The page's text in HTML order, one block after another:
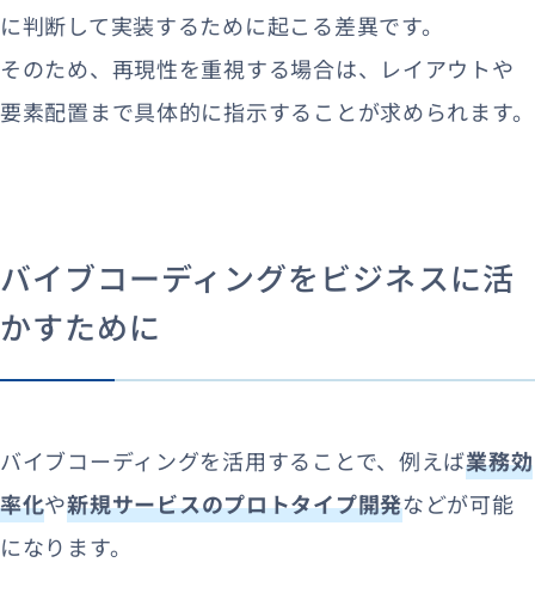
に判断して実装するために起こる差異です。
そのため、再現性を重視する場合は、レイアウトや
要素配置まで具体的に指示することが求められます。
バイブコーディングをビジネスに活
かすために
バイブコーディングを活用することで、例えば業務効
率化や新規サービスのプロトタイプ開発などが可能
になります。